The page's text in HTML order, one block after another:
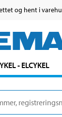
og hent i
- ELCYKEL